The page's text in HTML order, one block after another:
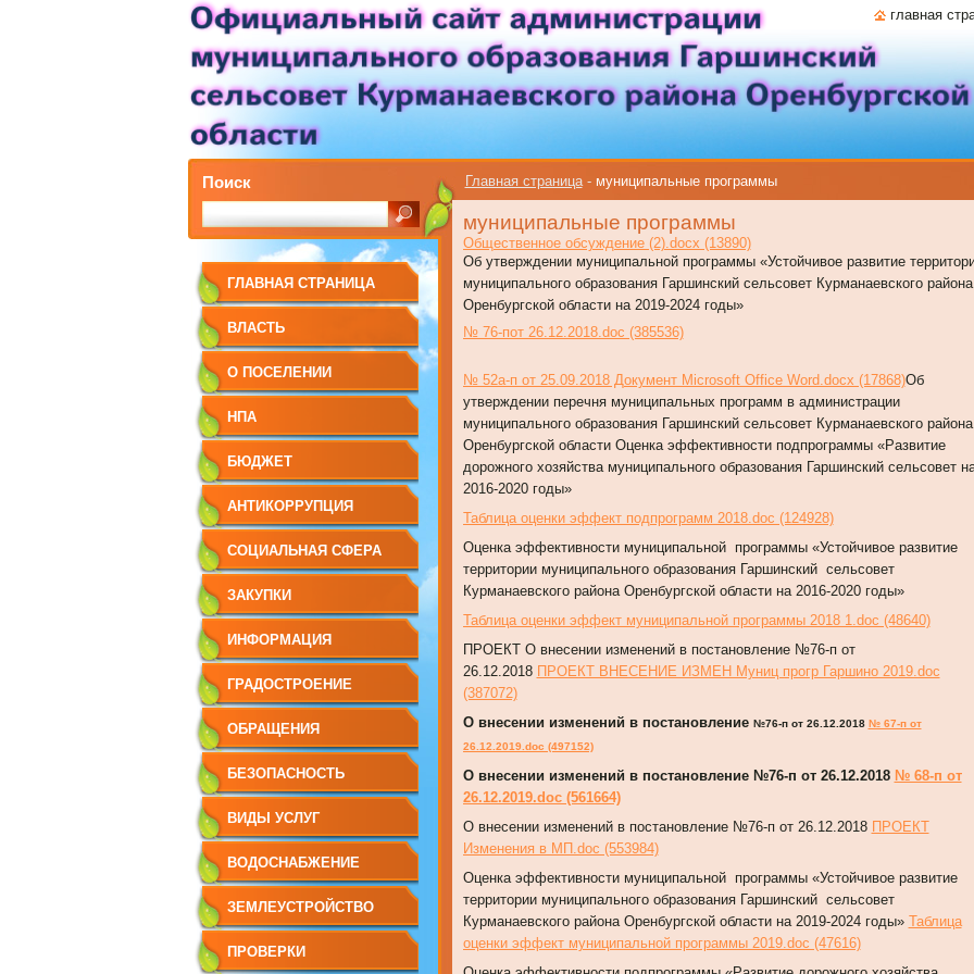
Главная страница - муниципальные программы
муниципальные программы
Общественное обсуждение (2).docx (13890)
Об утверждении муниципальной программы «Устойчивое развитие
муниципального образования Гаршинский сельсовет Курманаевского района
Оренбургской области на 2019-2024 годы»
№ 76-пот 26.12.2018.doc (385536)
№ 52а-п от 25.09.2018 Документ Microsoft Office Word.docx (17868)Об
утверждении перечня муниципальных программ в администрации
муниципального образования Гаршинский сельсовет Курманаевского района
Оренбургской области Оценка эффективности подпрограммы «Развитие
дорожного хозяйства муниципального образования Гаршинский сельсовет
2016-2020 годы»
Таблица оценки эффект подпрограмм 2018.doc (124928)
Оценка эффективности муниципальной программы «Устойчивое развитие
территории муниципального образования Гаршинский сельсовет
Курманаевского района Оренбургской области на 2016-2020 годы»
Таблица оценки эффект муниципальной программы 2018 1.doc (48640)
ПРОЕКТ О внесении изменений в постановление №76-п от
26.12.2018 ПРОЕКТ ВНЕСЕНИЕ ИЗМЕН Муниц прогр Гаршино 2019.doc
(387072)
О внесении изменений в постановление №76-п от 26.12.2018 № 67-п от
26.12.2019.doc (497152)
О внесении изменений в постановление №76-п от 26.12.2018 № 68-п от
26.12.2019.doc (561664)
О внесении изменений в постановление №76-п от 26.12.2018 ПРОЕКТ
Изменения в МП.doc (553984)
Оценка эффективности муниципальной программы «Устойчивое развитие
территории муниципального образования Гаршинский сельсовет
Курманаевского района Оренбургской области на 2019-2024 годы» Таблица
оценки эффект муниципальной программы 2019.doc (47616)
ГЛАВНАЯ СТРАНИЦА
ВЛАСТЬ
О ПОСЕЛЕНИИ
НПА
БЮДЖЕТ
АНТИКОРРУПЦИЯ
СОЦИАЛЬНАЯ СФЕРА
ЗАКУПКИ
ИНФОРМАЦИЯ
ГРАДОСТРОЕНИЕ
ОБРАЩЕНИЯ
БЕЗОПАСНОСТЬ
ВИДЫ УСЛУГ
ВОДОСНАБЖЕНИЕ
ЗЕМЛЕУСТРОЙСТВО
ПРОВЕРКИ
Поиск
главная